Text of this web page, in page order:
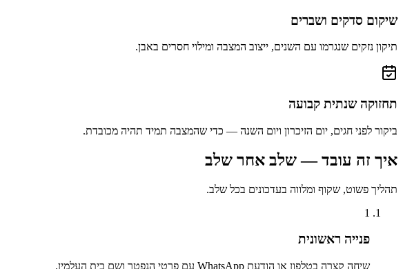
שיקום סדקים ושברים
תיקון נזקים שנגרמו עם השנים, ייצוב המצבה ומילוי חסרים באבן.
תחזוקה שנתית קבועה
ביקור לפני חגים, יום הזיכרון ויום השנה — כדי שהמצבה תמיד תהיה מכובדת.
איך זה עובד — שלב אחר שלב
תהליך פשוט, שקוף ומלווה בעדכונים בכל שלב.
1
פנייה ראשונית
שיחה קצרה בטלפון או הודעת WhatsApp עם פרטי הנפטר ושם בית העלמין.